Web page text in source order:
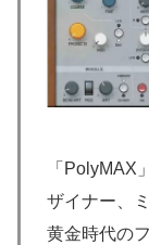
「PolyMAX
ザイナー、
黄金時代の